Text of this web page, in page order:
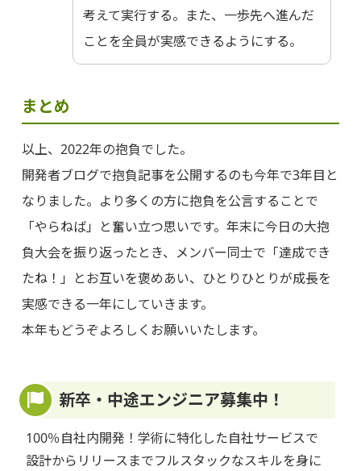
考えて実行する。また、一歩先へ進んだ
ことを全員が実感できるようにする。
まとめ
以上、2022年の抱負でした。
開発者ブログで抱負記事を公開するのも今年で3年目と
なりました。より多くの方に抱負を公言することで
「やらねば」と奮い立つ思いです。年末に今日の大抱
負大会を振り返ったとき、メンバー同士で「達成でき
たね！」とお互いを褒めあい、ひとりひとりが成長を
実感できる一年にしていきます。
本年もどうぞよろしくお願いいたします。
新卒・中途エンジニア募集中！
100％自社内開発！学術に特化した自社サービスで
設計からリリースまでフルスタックなスキルを身に